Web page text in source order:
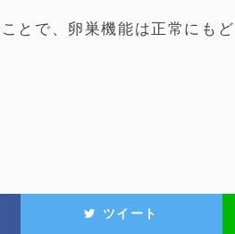
とで、卵巣機能は正常にも
ツイート